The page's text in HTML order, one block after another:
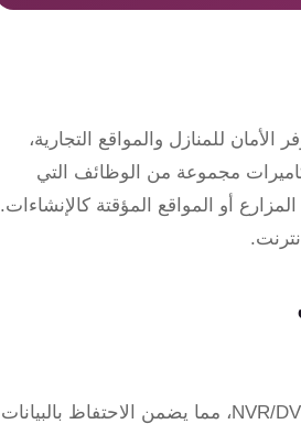
للمنازل والمواقع التجارية،
مجموعة من الوظائف التي
أو المواقع المؤقتة كالإنشاءات.
تتيح الكاميرات المراقبة حفظ التسجيلات مباشرة على بطاقة SD أو جهاز NVR/DVR، مما يضمن الاحتفاظ بالبيانات